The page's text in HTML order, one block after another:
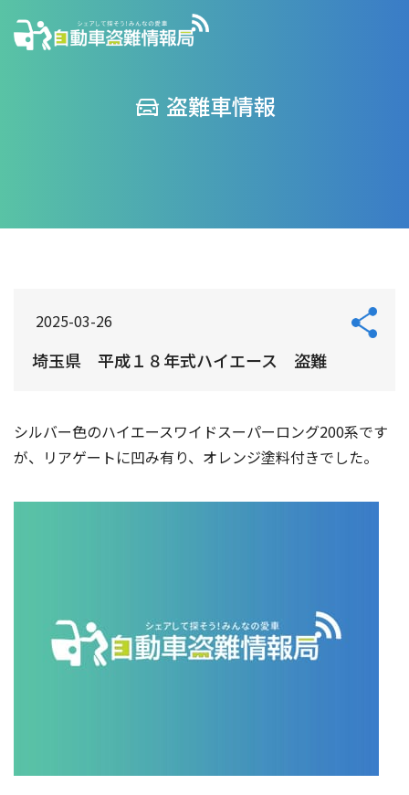
盗難車情報
2025-03-26
埼玉県 平成１８年式ハイエース 盗難
シルバー色のハイエースワイドスーパーロング200系です
が、リアゲートに凹み有り、オレンジ塗料付きでした。